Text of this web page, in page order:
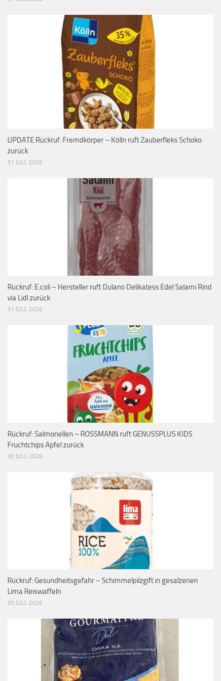
UPDATE Rückruf: Fremdkörper – Kölln ruft Zauberfleks Schoko
zurück
31 JULI, 2026
Rückruf: E.coli – Hersteller ruft Dulano Delikatess Edel Salami Rind
via Lidl zurück
31 JULI, 2026
Rückruf: Salmonellen – ROSSMANN ruft GENUSSPLUS KIDS
Fruchtchips Apfel zurück
30 JULI, 2026
Rückruf: Gesundheitsgefahr – Schimmelpilzgift in gesalzenen
Lima Reiswaffeln
30 JULI, 2026